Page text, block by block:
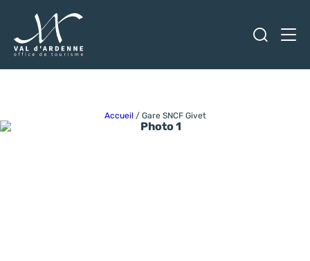
Accueil / Gare SNCF Givet
Photo 1